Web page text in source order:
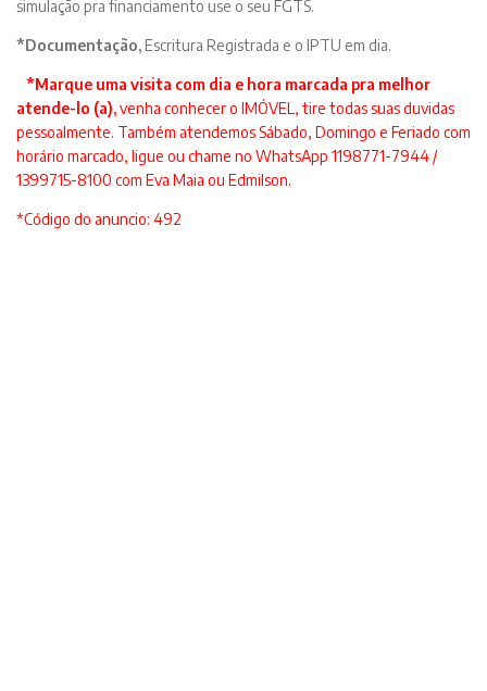
simulação pra financiamento use o seu FGTS.
*Documentação, Escritura Registrada e o IPTU em dia.
*Marque uma visita com dia e hora marcada pra melhor
atende-lo (a),venha conhecer o IMÓVEL, tire todas suas duvidas
pessoalmente. Também atendemos Sábado, Domingo e Feriado com
horário marcado, ligue ou chame no WhatsApp 1198771-7944 /
1399715-8100 com Eva Maia ou Edmilson.
*Código do anuncio: 492